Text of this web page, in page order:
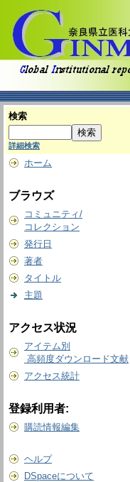
検索
詳細検索
ホーム
ブラウズ
コミュニティ/
コレクション
発行日
著者
タイトル
主題
アクセス状況
アイテム別
高頻度ダウンロード文献
アクセス統計
登録利用者:
購読情報編集
ヘルプ
DSpaceについて